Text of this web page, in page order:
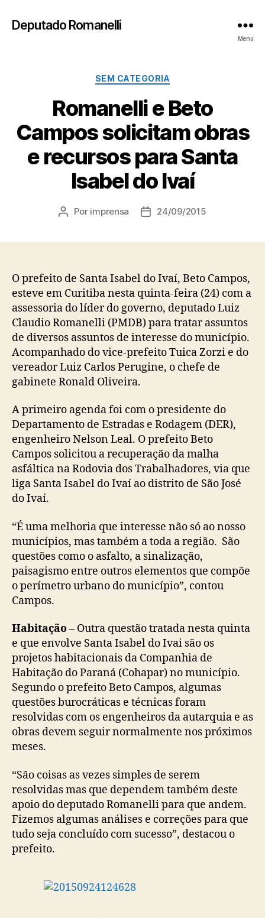
Deputado Romanelli
Menu
Categorias
SEM CATEGORIA
Romanelli e Beto
Campos solicitam obras
e recursos para Santa
Isabel do Ivaí
Autor
Por imprensa
Data24/09/2015
O prefeito de Santa Isabel do Ivaí, Beto Campos,
esteve em Curitiba nesta quinta-feira (24) com a
assessoria do líder do governo, deputado Luiz
Claudio Romanelli (PMDB) para tratar assuntos
de diversos assuntos de interesse do município.
Acompanhado do vice-prefeito Tuica Zorzi e do
vereador Luiz Carlos Perugine, o chefe de
gabinete Ronald Oliveira.
A primeiro agenda foi com o presidente do
Departamento de Estradas e Rodagem (DER),
engenheiro Nelson Leal. O prefeito Beto
Campos solicitou a recuperação da malha
asfáltica na Rodovia dos Trabalhadores, via que
liga Santa Isabel do Ivaí ao distrito de São José
do Ivaí.
“É uma melhoria que interesse não só ao nosso
municípios, mas também a toda a região. São
questões como o asfalto, a sinalização,
paisagismo entre outros elementos que compõe
o perímetro urbano do município”, contou
Campos.
Habitação– Outra questão tratada nesta quinta
e que envolve Santa Isabel do Ivai são os
projetos habitacionais da Companhia de
Habitação do Paraná (Cohapar) no município.
Segundo o prefeito Beto Campos, algumas
questões burocráticas e técnicas foram
resolvidas com os engenheiros da autarquia e as
obras devem seguir normalmente nos próximos
meses.
“São coisas as vezes simples de serem
resolvidas mas que dependem também deste
apoio do deputado Romanelli para que andem.
Fizemos algumas análises e correções para que
tudo seja concluído com sucesso”, destacou o
prefeito.